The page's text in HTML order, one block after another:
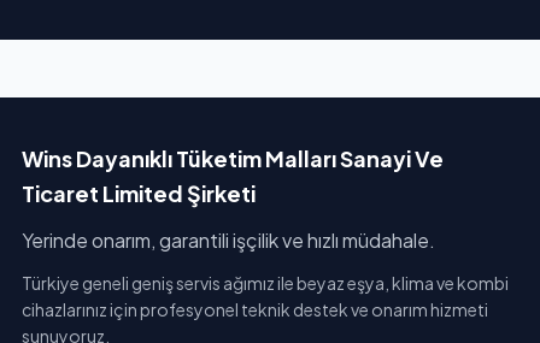
Wins Dayanıklı Tüketim Malları Sanayi Ve
Ticaret Limited Şirketi
Yerinde onarım, garantili işçilik ve hızlı müdahale.
Türkiye geneli geniş servis ağımız ile beyaz eşya, klima ve kombi
cihazlarınız için profesyonel teknik destek ve onarım hizmeti
sunuyoruz.